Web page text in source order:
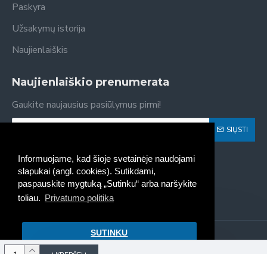
Informuojame, kad šioje svetainėje naudojami
slapukai (angl. cookies). Sutikdami,
paspauskite mygtuką „Sutinku“ arba naršykite
toliau. Privatumo politika
SUTINKU
Paskyra
Užsakymų istorija
Naujienlaiškis
Naujienlaiškio prenumerata
Gaukite naujausius pasiūlymus pirmi!
SIŲSTI
Susipažinau ir sutinku su Privatumo politika
Kaseta - spausdintuvų kasečių
pildymas, pardavimas © 2022